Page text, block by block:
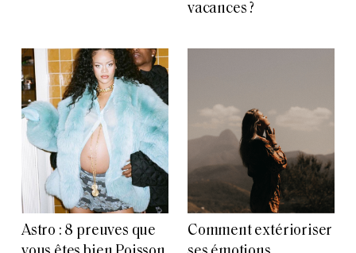
vacances ?
Astro : 8 preuves que
Comment extérioriser